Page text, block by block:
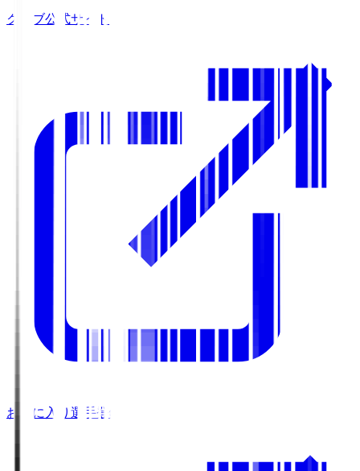
クラブ公式サイト
お気に入り選手登録